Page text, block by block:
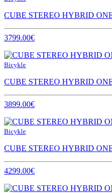
CUBE STEREO HYBRID
3799.00€
Bicykle
CUBE STEREO HYBRID
3899.00€
Bicykle
CUBE STEREO HYBRID
4299.00€